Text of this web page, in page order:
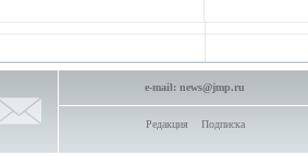
e-mail: news@jmp.ru
Редакция Подписка